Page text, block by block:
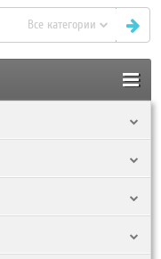
Все категории